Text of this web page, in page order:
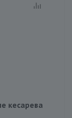
кесарева